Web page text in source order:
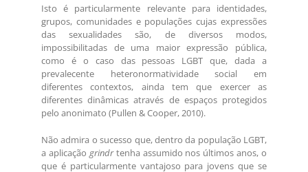
Isto é particularmente relevante para identidades,
grupos, comunidades e populações cujas expressões
das sexualidades são, de diversos modos,
impossibilitadas de uma maior expressão pública,
como é o caso das pessoas LGBT que, dada a
prevalecente heteronormatividade social em
diferentes contextos, ainda tem que exercer as
diferentes dinâmicas através de espaços protegidos
pelo anonimato (Pullen & Cooper, 2010).
Não admira o sucesso que, dentro da população LGBT,
a aplicação grindrtenha assumido nos últimos anos, o
que é particularmente vantajoso para jovens que se